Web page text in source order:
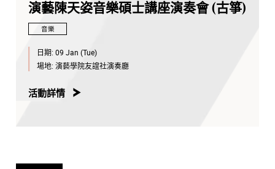
演藝陳天姿音樂碩士講座演奏會 (古箏)
音樂
日期: 09 Jan (Tue)
場地: 演藝學院友誼社演奏廳
活動詳情